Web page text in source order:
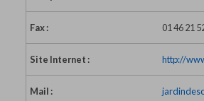
Fax : 01 46 21
Site Internet : http://
Mail :